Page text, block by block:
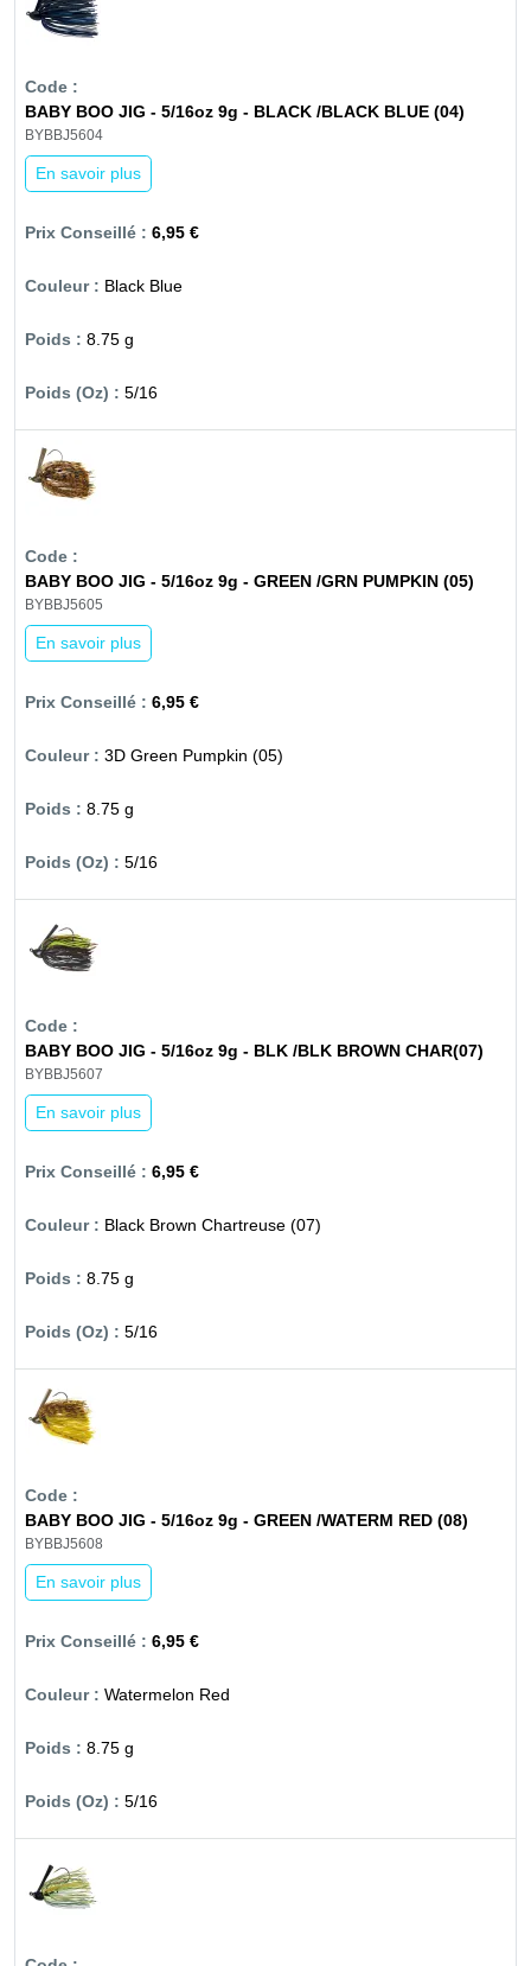
BABY BOO JIG - 5/16oz 9g - BLACK /BLACK BLUE (04)
BYBBJ5604
En savoir plus
6,95 €
Black Blue
8.75 g
5/16
BABY BOO JIG - 5/16oz 9g - GREEN /GRN PUMPKIN (05)
BYBBJ5605
En savoir plus
6,95 €
3D Green Pumpkin (05)
8.75 g
5/16
BABY BOO JIG - 5/16oz 9g - BLK /BLK BROWN CHAR(07)
BYBBJ5607
En savoir plus
6,95 €
Black Brown Chartreuse (07)
8.75 g
5/16
BABY BOO JIG - 5/16oz 9g - GREEN /WATERM RED (08)
BYBBJ5608
En savoir plus
6,95 €
Watermelon Red
8.75 g
5/16